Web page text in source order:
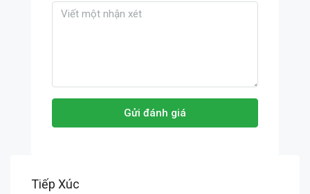
Gửi đánh giá
Tiếp Xúc